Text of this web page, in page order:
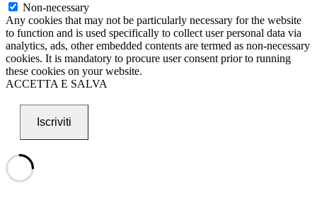
Non-necessary
Any cookies that may not be particularly necessary for the website
to function and is used specifically to collect user personal data via
analytics, ads, other embedded contents are termed as non-necessary
cookies. It is mandatory to procure user consent prior to running
these cookies on your website.
ACCETTA E SALVA
Iscriviti